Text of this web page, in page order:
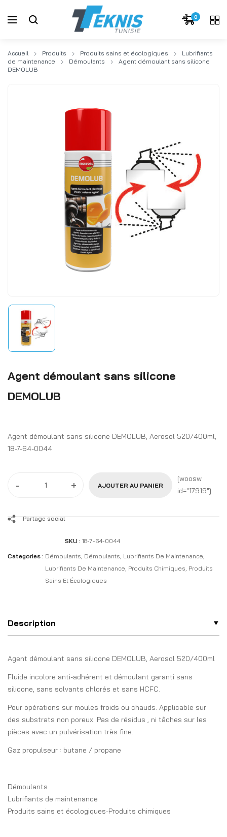
0
Accueil Produits Produits sains et écologiques
Lubrifiants
de maintenance
Démoulants
Agent démoulant sans silicone
DEMOLUB
Agent démoulant sans silicone
DEMOLUB
Agent démoulant sans silicone DEMOLUB, Aerosol 520/400ml,
18-7-64-0044
- + AJOUTER AU PANIER
[woosw
id="17919"]
Partage social
SKU : 18-7-64-0044
Categories : Démoulants, Démoulants, Lubrifiants De Maintenance,
Lubrifiants De Maintenance, Produits Chimiques, Produits
Sains Et Écologiques
Description
Agent démoulant sans silicone DEMOLUB, Aerosol 520/400ml
Fluide incolore anti-adhérent et démoulant garanti sans
silicone, sans solvants chlorés et sans HCFC.
Pour opérations sur moules froids ou chauds. Applicable sur
des substrats non poreux. Pas de résidus , ni tâches sur les
pièces avec un pulvérisation très fine.
Gaz propulseur : butane / propane
Démoulants
Lubrifiants de maintenance
Produits sains et écologiques-Produits chimiques